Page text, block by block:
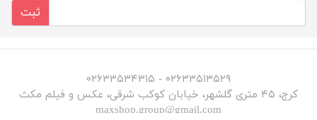
ثبت
۰۲۶۳۳۵۱۳۵۲۹ - ۰۲۶۳۳۵۳۴۳۱۵
کرج، ۴۵ متری گلشهر، خیابان کوکب شرقی، عکس و فیلم مکث
maxshop.group@gmail.com